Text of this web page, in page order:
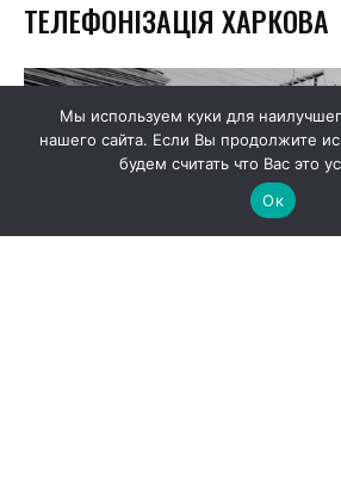
Мы используем куки для
нашего сайта. Если Вы продолжите
будем считать что Вас это
Ок